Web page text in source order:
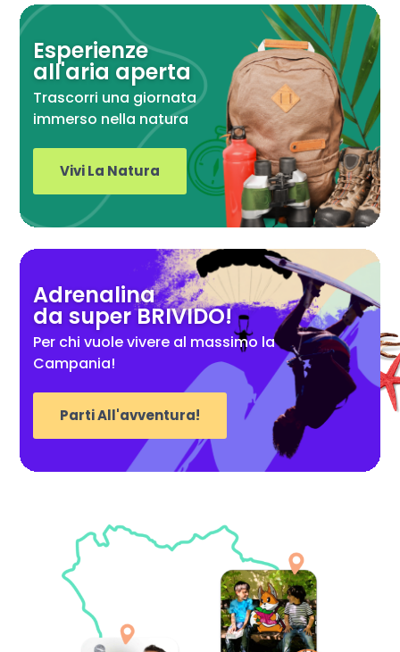
Esperienze
all'aria aperta
Trascorri una giornata
immerso nella natura
Vivi La Natura
Adrenalina
da super BRIVIDO!
Per chi vuole vivere al massimo la
Campania!
Parti All'avventura!